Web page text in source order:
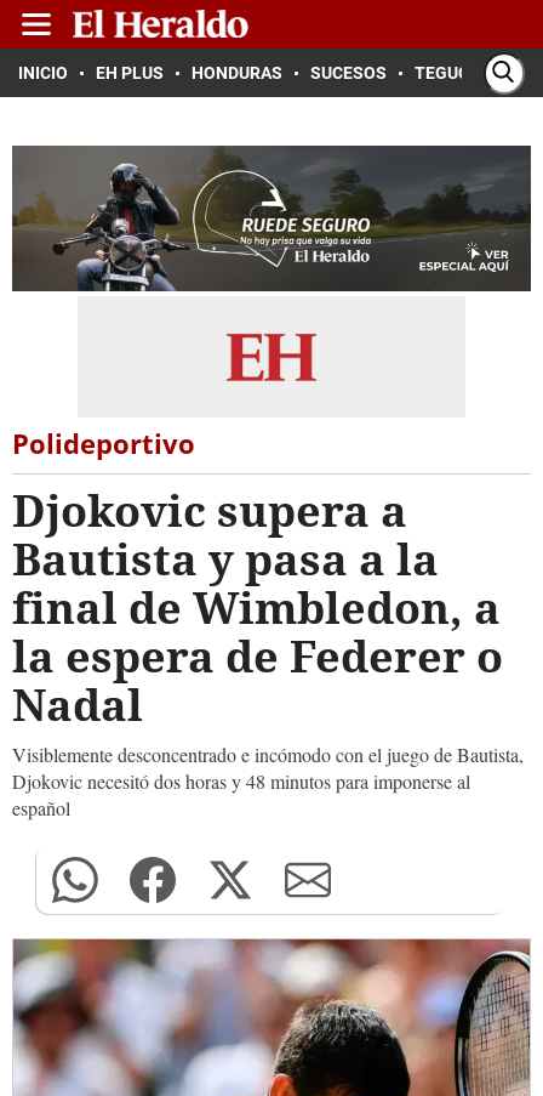
INICIO EH PLUS HONDURAS SUCESOS TEGUCIGALPA
Polideportivo
Djokovic supera a
Bautista y pasa a la
final de Wimbledon, a
la espera de Federer o
Nadal
Visiblemente desconcentrado e incómodo con el juego de Bautista,
Djokovic necesitó dos horas y 48 minutos para imponerse al
español